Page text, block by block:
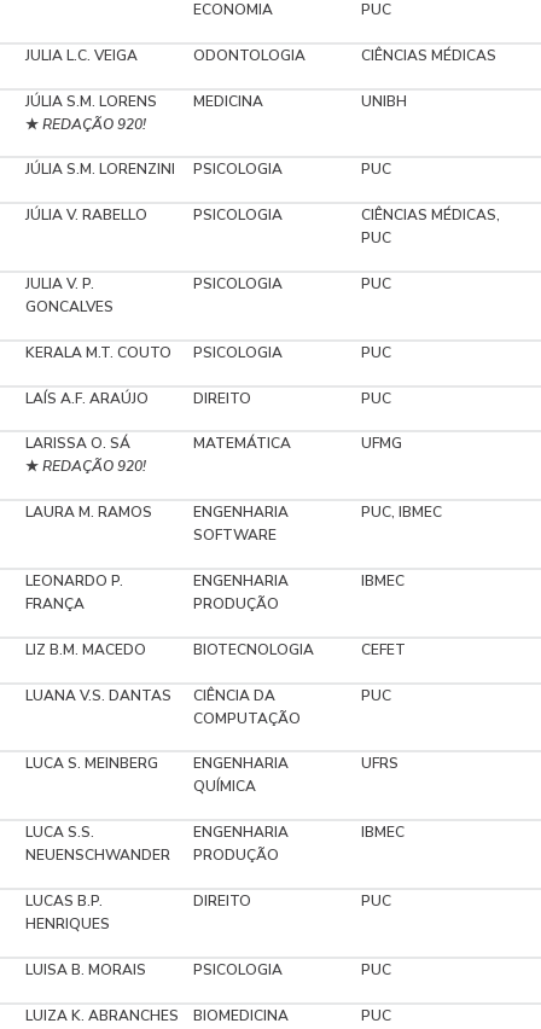
ECONOMIA PUC
JULIA L.C. VEIGA ODONTOLOGIA CIÊNCIAS MÉDICAS
JÚLIA S.M. LORENS
★ REDAÇÃO 920!
MEDICINA UNIBH
JÚLIA S.M. LORENZINI PSICOLOGIA PUC
JÚLIA V. RABELLO PSICOLOGIA
CIÊNCIAS MÉDICAS,
PUC
JULIA V. P.
GONCALVES
PSICOLOGIA PUC
KERALA M.T. COUTO PSICOLOGIA PUC
LAÍS A.F. ARAÚJO DIREITO PUC
LARISSA O. SÁ
★ REDAÇÃO 920!
MATEMÁTICA UFMG
LAURA M. RAMOS
ENGENHARIA
SOFTWARE
PUC, IBMEC
LEONARDO P.
FRANÇA
ENGENHARIA
PRODUÇÃO
IBMEC
LIZ B.M. MACEDO BIOTECNOLOGIA CEFET
LUANA V.S. DANTAS
CIÊNCIA DA
COMPUTAÇÃO
PUC
LUCA S. MEINBERG
ENGENHARIA
QUÍMICA
UFRS
LUCA S.S.
NEUENSCHWANDER
ENGENHARIA
PRODUÇÃO
IBMEC
LUCAS B.P.
HENRIQUES
DIREITO PUC
LUISA B. MORAIS PSICOLOGIA PUC
LUIZA K. ABRANCHES BIOMEDICINA PUC